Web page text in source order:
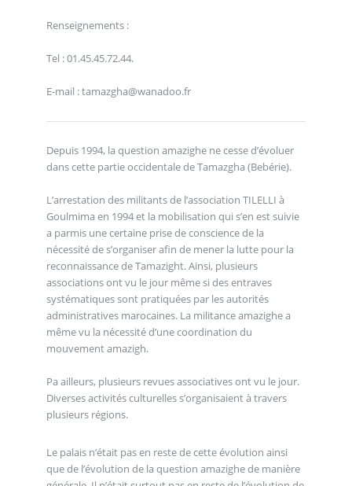
Renseignements :
Tel : 01.45.45.72.44.
E-mail : tamazgha@wanadoo.fr
Depuis 1994, la question amazighe ne cesse d’évoluer
dans cette partie occidentale de Tamazgha (Bebérie).
L’arrestation des militants de l’association TILELLI à
Goulmima en 1994 et la mobilisation qui s’en est suivie
a parmis une certaine prise de conscience de la
nécessité de s’organiser afin de mener la lutte pour la
reconnaissance de Tamazight. Ainsi, plusieurs
associations ont vu le jour même si des entraves
systématiques sont pratiquées par les autorités
administratives marocaines. La militance amazighe a
même vu la nécessité d’une coordination du
mouvement amazigh.
Pa ailleurs, plusieurs revues associatives ont vu le jour.
Diverses activités culturelles s’organisaient à travers
plusieurs régions.
Le palais n’était pas en reste de cette évolution ainsi
que de l’évolution de la question amazighe de manière